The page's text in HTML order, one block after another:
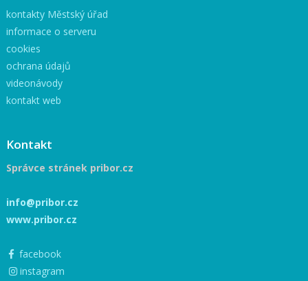
kontakty Městský úřad
informace o serveru
cookies
ochrana údajů
videonávody
kontakt web
Kontakt
Správce stránek pribor.cz
info@pribor.cz
www.pribor.cz
facebook
instagram